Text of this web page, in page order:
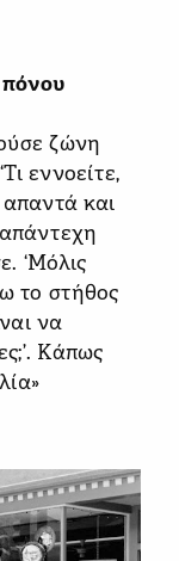
ζώνη
εννοείτε,
απαντά και
‘Μόλις
το στήθος
να
Κάπως